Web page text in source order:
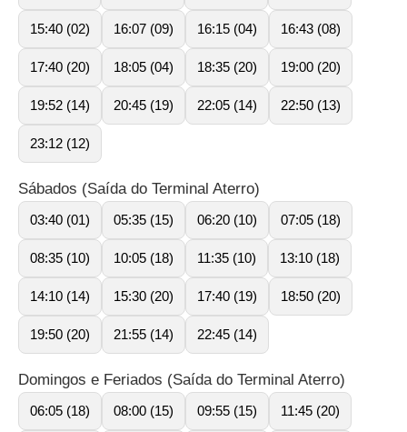
15:40 (02) 16:07 (09) 16:15 (04) 16:43 (08)
17:40 (20) 18:05 (04) 18:35 (20) 19:00 (20)
19:52 (14) 20:45 (19) 22:05 (14) 22:50 (13)
23:12 (12)
Sábados (Saída do Terminal Aterro)
03:40 (01) 05:35 (15) 06:20 (10) 07:05 (18)
08:35 (10) 10:05 (18) 11:35 (10) 13:10 (18)
14:10 (14) 15:30 (20) 17:40 (19) 18:50 (20)
19:50 (20) 21:55 (14) 22:45 (14)
Domingos e Feriados (Saída do Terminal Aterro)
06:05 (18) 08:00 (15) 09:55 (15) 11:45 (20)